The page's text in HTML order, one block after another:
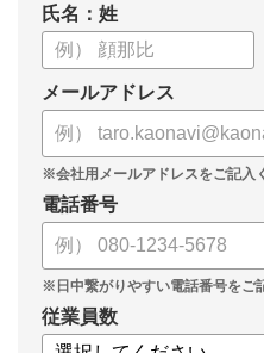
氏名：姓
メールアドレス
電話番号
従業員数